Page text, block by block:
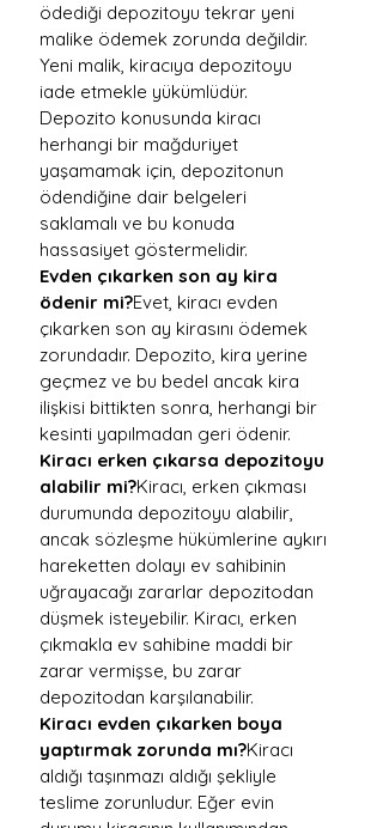
ödediği depozitoyu tekrar yeni
malike ödemek zorunda değildir.
Yeni malik, kiracıya depozitoyu
iade etmekle yükümlüdür.
Depozito konusunda kiracı
herhangi bir mağduriyet
yaşamamak için, depozitonun
ödendiğine dair belgeleri
saklamalı ve bu konuda
hassasiyet göstermelidir.
Evden çıkarken son ay kira
ödenir mi?Evet, kiracı evden
çıkarken son ay kirasını ödemek
zorundadır. Depozito, kira yerine
geçmez ve bu bedel ancak kira
ilişkisi bittikten sonra, herhangi bir
kesinti yapılmadan geri ödenir.
Kiracı erken çıkarsa depozitoyu
alabilir mi?Kiracı, erken çıkması
durumunda depozitoyu alabilir,
ancak sözleşme hükümlerine aykırı
hareketten dolayı ev sahibinin
uğrayacağı zararlar depozitodan
düşmek isteyebilir. Kiracı, erken
çıkmakla ev sahibine maddi bir
zarar vermişse, bu zarar
depozitodan karşılanabilir.
Kiracı evden çıkarken boya
yaptırmak zorunda mı?Kiracı
aldığı taşınmazı aldığı şekliyle
teslime zorunludur. Eğer evin